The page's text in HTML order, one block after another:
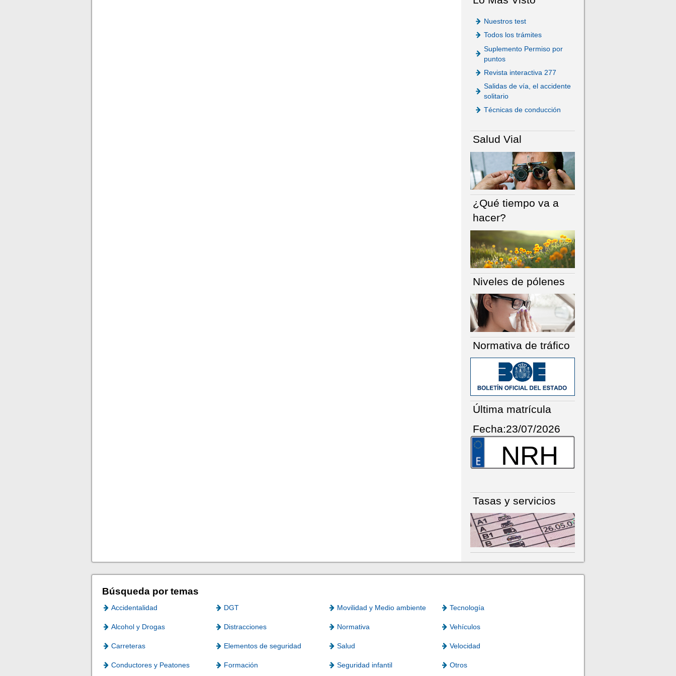
Nuestros test
Todos los trámites
Suplemento Permiso por
puntos
Revista interactiva 277
Salidas de vía, el accidente
solitario
Técnicas de conducción
Salud Vial
¿Qué tiempo va a
hacer?
Niveles de pólenes
Normativa de tráfico
Última matrícula
Fecha:23/07/2026
NRH
Tasas y servicios
Búsqueda por temas
Accidentalidad DGT Movilidad y Medio ambiente Tecnología
Alcohol y Drogas Distracciones Normativa Vehículos
Carreteras Elementos de seguridad Salud Velocidad
Conductores y Peatones Formación Seguridad infantil Otros